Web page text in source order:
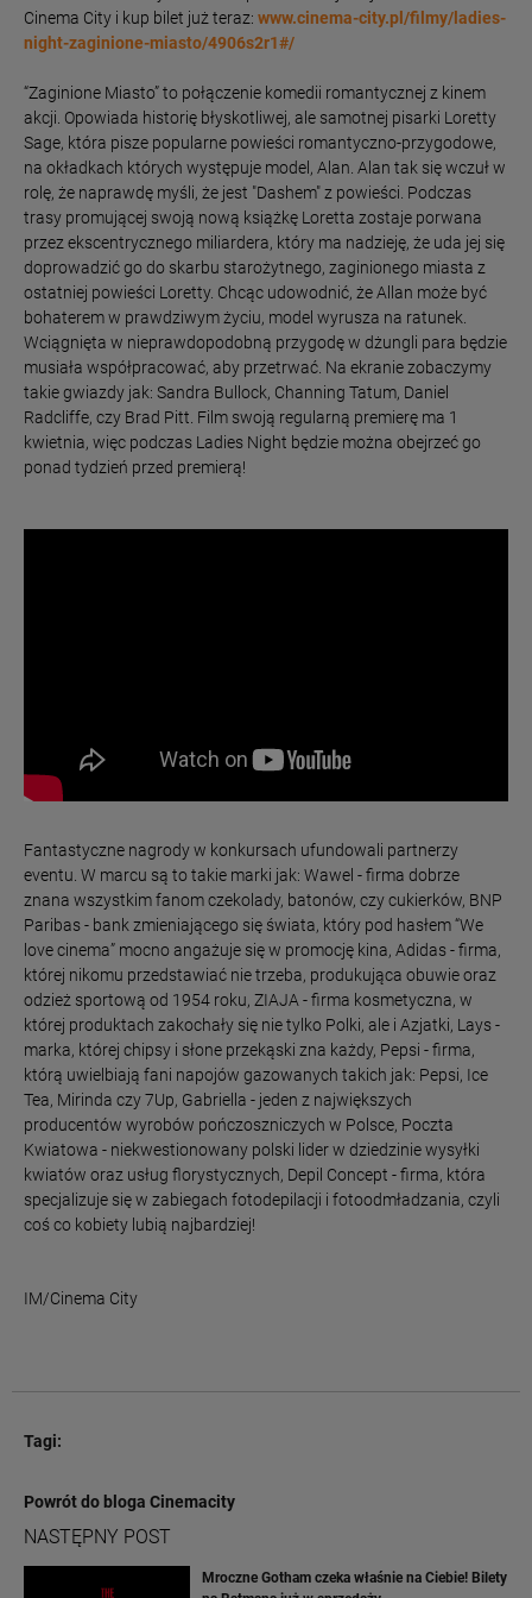
Cinema City i kup bilet już teraz: www.cinema-city.pl/filmy/ladies-
night-zaginione-miasto/4906s2r1#/
“Zaginione Miasto” to połączenie komedii romantycznej z kinem
akcji. Opowiada historię błyskotliwej, ale samotnej pisarki Loretty
Sage, która pisze popularne powieści romantyczno-przygodowe,
na okładkach których występuje model, Alan. Alan tak się wczuł w
rolę, że naprawdę myśli, że jest "Dashem" z powieści. Podczas
trasy promującej swoją nową książkę Loretta zostaje porwana
przez ekscentrycznego miliardera, który ma nadzieję, że uda jej się
doprowadzić go do skarbu starożytnego, zaginionego miasta z
ostatniej powieści Loretty. Chcąc udowodnić, że Allan może być
bohaterem w prawdziwym życiu, model wyrusza na ratunek.
Wciągnięta w nieprawdopodobną przygodę w dżungli para będzie
musiała współpracować, aby przetrwać. Na ekranie zobaczymy
takie gwiazdy jak: Sandra Bullock, Channing Tatum, Daniel
Radcliffe, czy Brad Pitt. Film swoją regularną premierę ma 1
kwietnia, więc podczas Ladies Night będzie można obejrzeć go
ponad tydzień przed premierą!
Fantastyczne nagrody w konkursach ufundowali partnerzy
eventu. W marcu są to takie marki jak: Wawel - firma dobrze
znana wszystkim fanom czekolady, batonów, czy cukierków, BNP
Paribas - bank zmieniającego się świata, który pod hasłem “We
love cinema” mocno angażuje się w promocję kina, Adidas - firma,
której nikomu przedstawiać nie trzeba, produkująca obuwie oraz
odzież sportową od 1954 roku, ZIAJA - firma kosmetyczna, w
której produktach zakochały się nie tylko Polki, ale i Azjatki, Lays -
marka, której chipsy i słone przekąski zna każdy, Pepsi - firma,
którą uwielbiają fani napojów gazowanych takich jak: Pepsi, Ice
Tea, Mirinda czy 7Up, Gabriella - jeden z największych
producentów wyrobów pończoszniczych w Polsce, Poczta
Kwiatowa - niekwestionowany polski lider w dziedzinie wysyłki
kwiatów oraz usług florystycznych, Depil Concept - firma, która
specjalizuje się w zabiegach fotodepilacji i fotoodmładzania, czyli
coś co kobiety lubią najbardziej!
IM/Cinema City
Tagi:
Powrót do bloga Cinemacity
NASTĘPNY POST
Mroczne Gotham czeka właśnie na Ciebie! Bilety